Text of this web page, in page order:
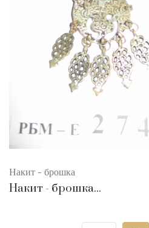
Накит - брошка
Накит - брошка...